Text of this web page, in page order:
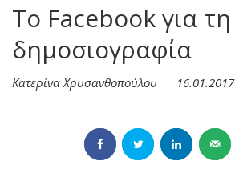
Το Facebook για τη
δημοσιογραφία
Κατερίνα Χρυσανθοπούλου 16.01.2017